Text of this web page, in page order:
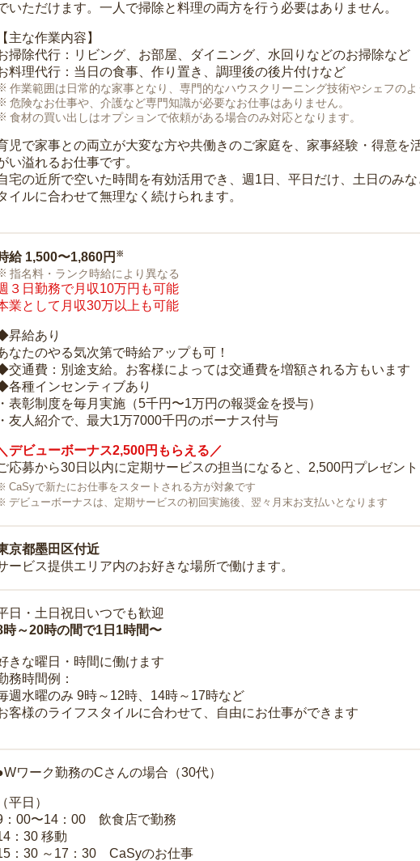
いただけます。一人で掃除と料理の両方を行う必要はありません。
【主な作業内容】
掃除代行：リビング、お部屋、ダイニング、水回りなどのお掃除など
料理代行：当日の食事、作り置き、調理後の後片付けなど
作業範囲は日常的な家事となり、専門的なハウスクリーニング技術やシェフのよ
危険なお仕事や、介護など専門知識が必要なお仕事はありません。
食材の買い出しはオプションで依頼がある場合のみ対応となります。
児で家事との両立が大変な方や共働きのご家庭を、家事経験・得意を
い溢れるお仕事です。
宅の近所で空いた時間を有効活用でき、週1日、平日だけ、土日のみ
イルに合わせて無理なく続けられます。
給 1,500〜1,860円 ※
指名料・ランク時給により異なる
３日勤務で月収10万円も可能
業として月収30万以上も可能
昇給あり
なたのやる気次第で時給アップも可！
交通費：別途支給。お客様によっては交通費を増額される方もいます
各種インセンティブあり
・表彰制度を毎月実施（5千円〜1万円の報奨金を授与）
・友人紹介で、最大1万7000千円のボーナス付与
デビューボーナス2,500円もらえる／
応募から30日以内に定期サービスの担当になると、2,500円プレゼント
CaSyで新たにお仕事をスタートされる方が対象です
デビューボーナスは、定期サービスの初回実施後、翌々月末お支払いとなります
京都墨田区付近
ービス提供エリア内のお好きな場所で働けます。
日・土日祝日いつでも歓迎
時～20時の間で1日1時間〜
きな曜日・時間に働けます
務時間例：
週水曜のみ 9時～12時、14時～17時など
客様のライフスタイルに合わせて、自由にお仕事ができます
ワーク勤務のCさんの場合（30代）
（平日）
：00〜14：00 飲食店で勤務
：30 移動
：30 ～17：30 CaSyのお仕事